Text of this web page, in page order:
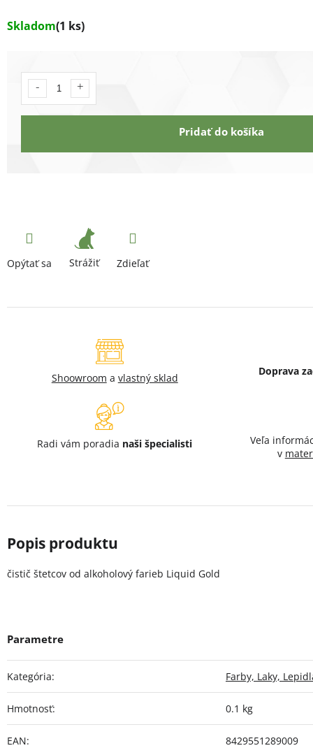
Skladom(1 ks)
Pridať do košíka
Opýtať sa Strážiť Zdieľať
Shoowroom a vlastný sklad
Doprava
Radi vám poradia naši špecialisti
Veľa
v
čistič štetcov od alkoholový farieb Liquid Gold
Kategória: Farby, Laky,
Hmotnosť: 0.1 kg
EAN: 8429551289009